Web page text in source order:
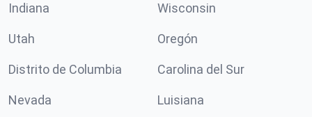
Indiana Wisconsin
Utah Oregón
Distrito de Columbia Carolina del Sur
Nevada Luisiana